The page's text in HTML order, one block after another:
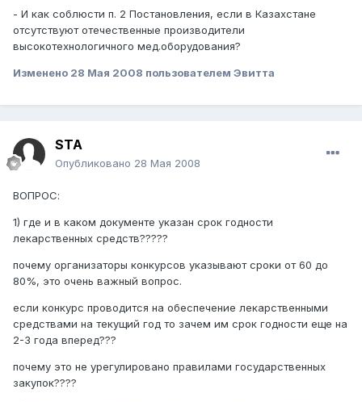
- И как соблюсти п. 2 Постановления, если в Казахстане
отсутствуют отечественные производители
высокотехнологичного мед.оборудования?
Изменено 28 Мая 2008 пользователем Эвитта
STA
Опубликовано 28 Мая 2008
ВОПРОС:
1) где и в каком документе указан срок годности
лекарственных средств?????
почему организаторы конкурсов указывают сроки от 60 до
80%, это очень важный вопрос.
если конкурс проводится на обеспечение лекарственными
средствами на текущий год то зачем им срок годности еще на
2-3 года вперед???
почему это не урегулировано правилами государственных
закупок????